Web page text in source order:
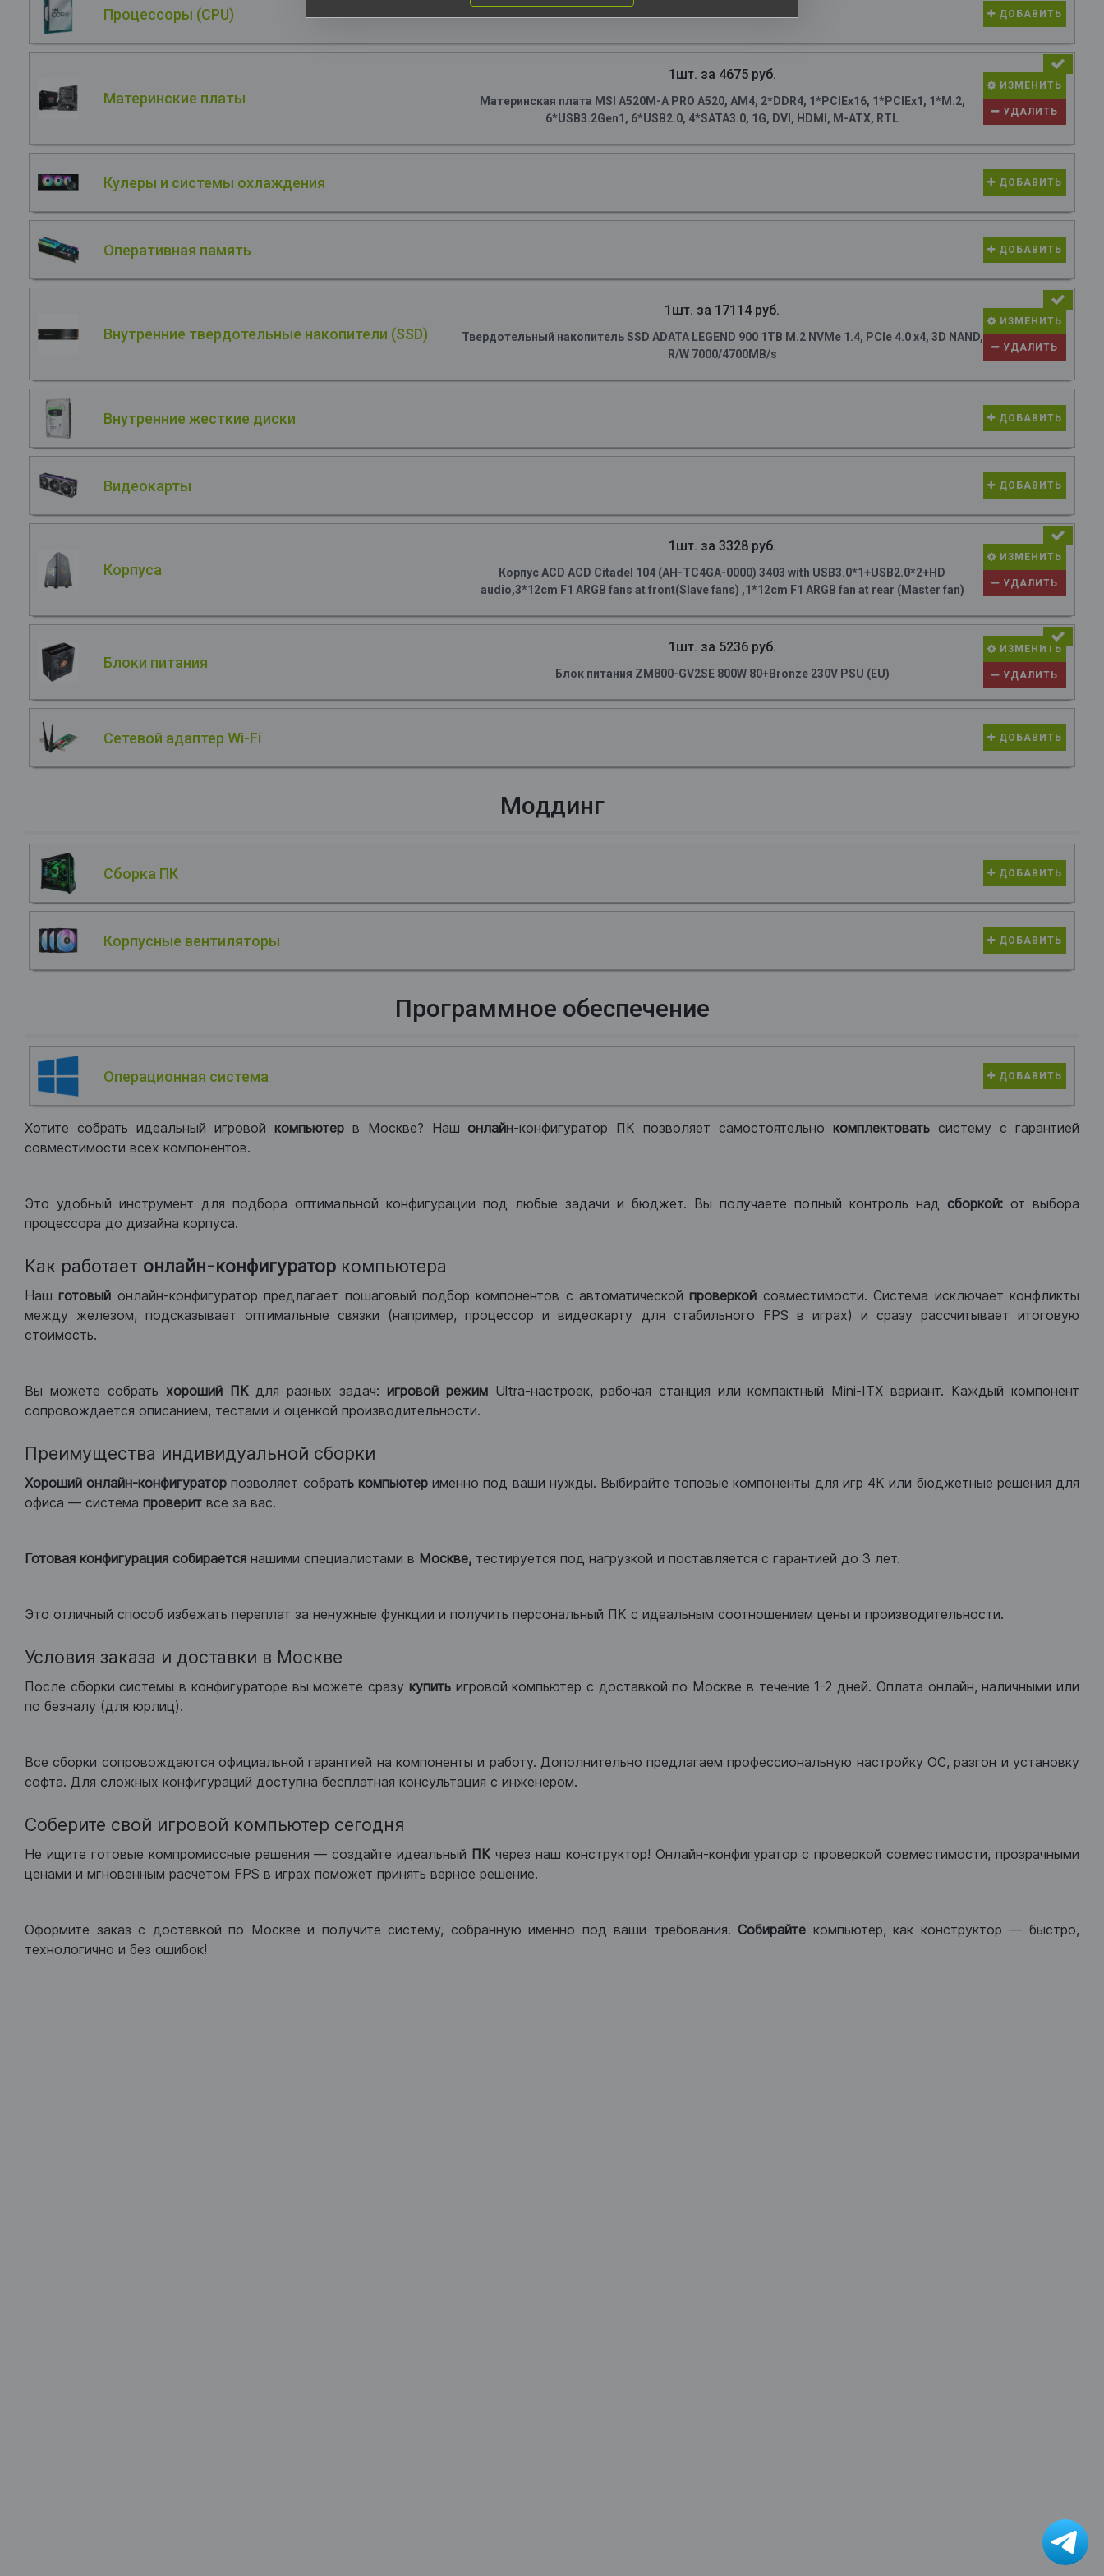
Процессоры (CPU) ДОБАВИТЬ
Материнские платы
1шт. за 4675 руб.
Материнская плата MSI A520M-A PRO A520, AM4, 2*DDR4, 1*PCIEx16, 1*PCIEx1, 1*M.2,
6*USB3.2Gen1, 6*USB2.0, 4*SATA3.0, 1G, DVI, HDMI, M-ATX, RTL
ИЗМЕНИТЬ
УДАЛИТЬ
Кулеры и системы охлаждения ДОБАВИТЬ
Оперативная память ДОБАВИТЬ
Внутренние твердотельные накопители (SSD)
1шт. за 17114 руб.
Твердотельный накопитель SSD ADATA LEGEND 900 1TB M.2 NVMe 1.4, PCIe 4.0 x4, 3D NAND,
R/W 7000/4700MB/s
ИЗМЕНИТЬ
УДАЛИТЬ
Внутренние жесткие диски ДОБАВИТЬ
Видеокарты ДОБАВИТЬ
Корпуса
1шт. за 3328 руб.
Корпус ACD ACD Citadel 104 (AH-TC4GA-0000) 3403 with USB3.0*1+USB2.0*2+HD
audio,3*12cm F1 ARGB fans at front(Slave fans) ,1*12cm F1 ARGB fan at rear (Master fan)
ИЗМЕНИТЬ
УДАЛИТЬ
Блоки питания
1шт. за 5236 руб.
Блок питания ZM800-GV2SE 800W 80+Bronze 230V PSU (EU)
ИЗМЕНИТЬ
УДАЛИТЬ
Сетевой адаптер Wi-Fi ДОБАВИТЬ
Моддинг
Сборка ПК ДОБАВИТЬ
Корпусные вентиляторы ДОБАВИТЬ
Программное обеспечение
Операционная система ДОБАВИТЬ
Хотите собрать идеальный игровой компьютер в Москве? Нашонлайн-конфигуратор ПК позволяет самостоятельно комплектоватьсистему с гарантией
совместимости всех компонентов.
Это удобный инструмент для подбора оптимальной конфигурации под любые задачи и бюджет. Вы получаете полный контроль над сборкой: от выбора
процессора до дизайна корпуса.
Как работает онлайн-конфигуратор компьютера
Нашготовый онлайн-конфигуратор предлагает пошаговый подбор компонентов с автоматическойпроверкой совместимости. Система исключает конфликты
между железом, подсказывает оптимальные связки (например, процессор и видеокарту для стабильного FPS в играх) и сразу рассчитывает итоговую
стоимость.
Вы можете собрать хороший ПКдля разных задач:игровой режим Ultra-настроек, рабочая станция или компактный Mini-ITX вариант. Каждый компонент
сопровождается описанием, тестами и оценкой производительности.
Преимущества индивидуальной сборки
Хороший онлайн-конфигуратор позволяет собрать компьютерименно под ваши нужды. Выбирайте топовые компоненты для игр 4К или бюджетные решения для
офиса — система проверит все за вас.
Готовая конфигурация собирается нашими специалистами в Москве, тестируется под нагрузкой и поставляется с гарантией до 3 лет.
Это отличный способ избежать переплат за ненужные функции и получить персональный ПК с идеальным соотношением цены и производительности.
Условия заказа и доставки в Москве
После сборки системы в конфигураторе вы можете сразу купитьигровой компьютер с доставкой по Москве в течение 1-2 дней. Оплата онлайн, наличными или
по безналу (для юрлиц).
Все сборки сопровождаются официальной гарантией на компоненты и работу. Дополнительно предлагаем профессиональную настройку ОС, разгон и установку
софта. Для сложных конфигураций доступна бесплатная консультация с инженером.
Соберите свой игровой компьютер сегодня
Не ищите готовые компромиссные решения — создайте идеальный ПК через наш конструктор! Онлайн-конфигуратор с проверкой совместимости, прозрачными
ценами и мгновенным расчетом FPS в играх поможет принять верное решение.
Оформите заказ с доставкой по Москве и получите систему, собранную именно под ваши требования.Собирайте компьютер, как конструктор — быстро,
технологично и без ошибок!